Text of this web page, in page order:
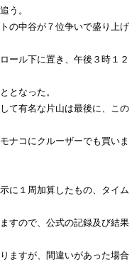
う。
の中谷が７位争いで盛り上げ
ール下に置き、午後３時１２
となった。
て有名な片山は最後に、この
ナコにクルーザーでも買いま
に１周加算したもの、タイム
ので、公式の記録及び結果
すが、間違いがあった場合